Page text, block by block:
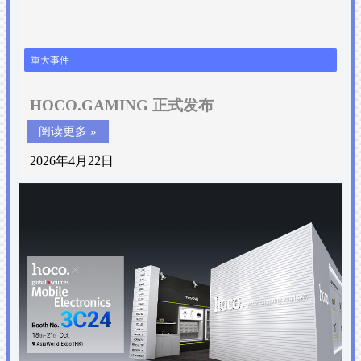
重大事件
HOCO.GAMING 正式发布
阅读更多 »
2026年4月22日